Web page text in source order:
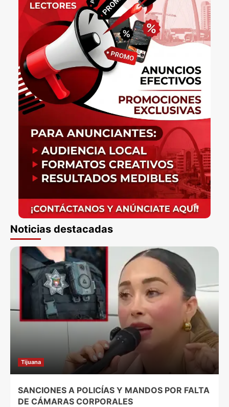
Noticias destacadas
Tijuana
SANCIONES A POLICÍAS Y MANDOS POR FALTA
DE CÁMARAS CORPORALES